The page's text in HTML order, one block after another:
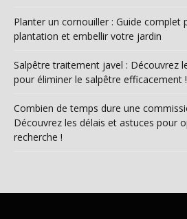
Planter un cornouiller : Guide complet
plantation et embellir votre jardin
Salpêtre traitement javel : Découvrez
pour éliminer le salpêtre efficacement !
Combien de temps dure une
Découvrez les délais et astuces pour
recherche !